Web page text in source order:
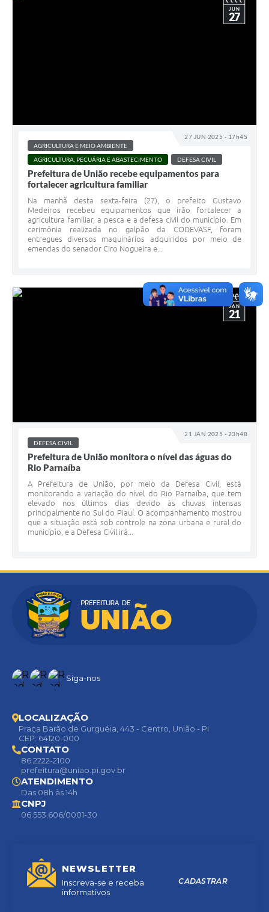
27 JUN 2025 - 17h45
JUN
27
AGRICULTURA E MEIO AMBIENTE
AGRICULTURA, PECUÁRIA E ABASTECIMENTO
DEFESA CIVIL
Prefeitura de União recebe equipamentos para
fortalecer agricultura familiar
Na manhã desta sexta-feira (27), o prefeito Gustavo
Medeiros recebeu equipamentos que irão fortalecer a
agricultura familiar, a pesca e a defesa civil do município. Em
cerimônia realizada no galpão da CODEVASF, foram
entregues diversos maquinários adquiridos por meio de
emendas do senador Ciro Nogueira e...
21 JAN 2025 - 23h48
JAN
21
DEFESA CIVIL
Prefeitura de União monitora o nível das águas do
Rio Parnaíba
A Prefeitura de União, por meio da Defesa Civil, está
monitorando a variação do nível do Rio Parnaíba, que tem
elevado nos últimos dias devido às chuvas intensas
principalmente no Sul do Piauí. O acompanhamento mostrou
que a situação está sob controle na zona urbana e rural do
município, e a Defesa Civil irá...
Siga-nos
NEWSLETTER
Inscreva-se e receba
informativos
CADASTRAR
LOCALIZAÇÃO
Praça Barão de Gurguéia, 443 - Centro, União - PI
CEP: 64120-000
CONTATO
86 2222-2100
prefeitura@uniao.pi.gov.br
ATENDIMENTO
Das 08h às 14h
CNPJ
06.553.606/0001-30